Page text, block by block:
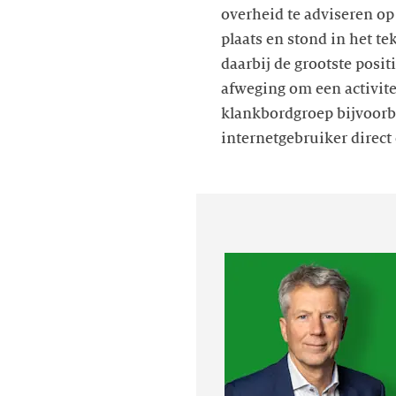
overheid te adviseren
plaats en stond in het
daarbij de grootste
afweging om een
klankbordgroep
internetgebruiker direct